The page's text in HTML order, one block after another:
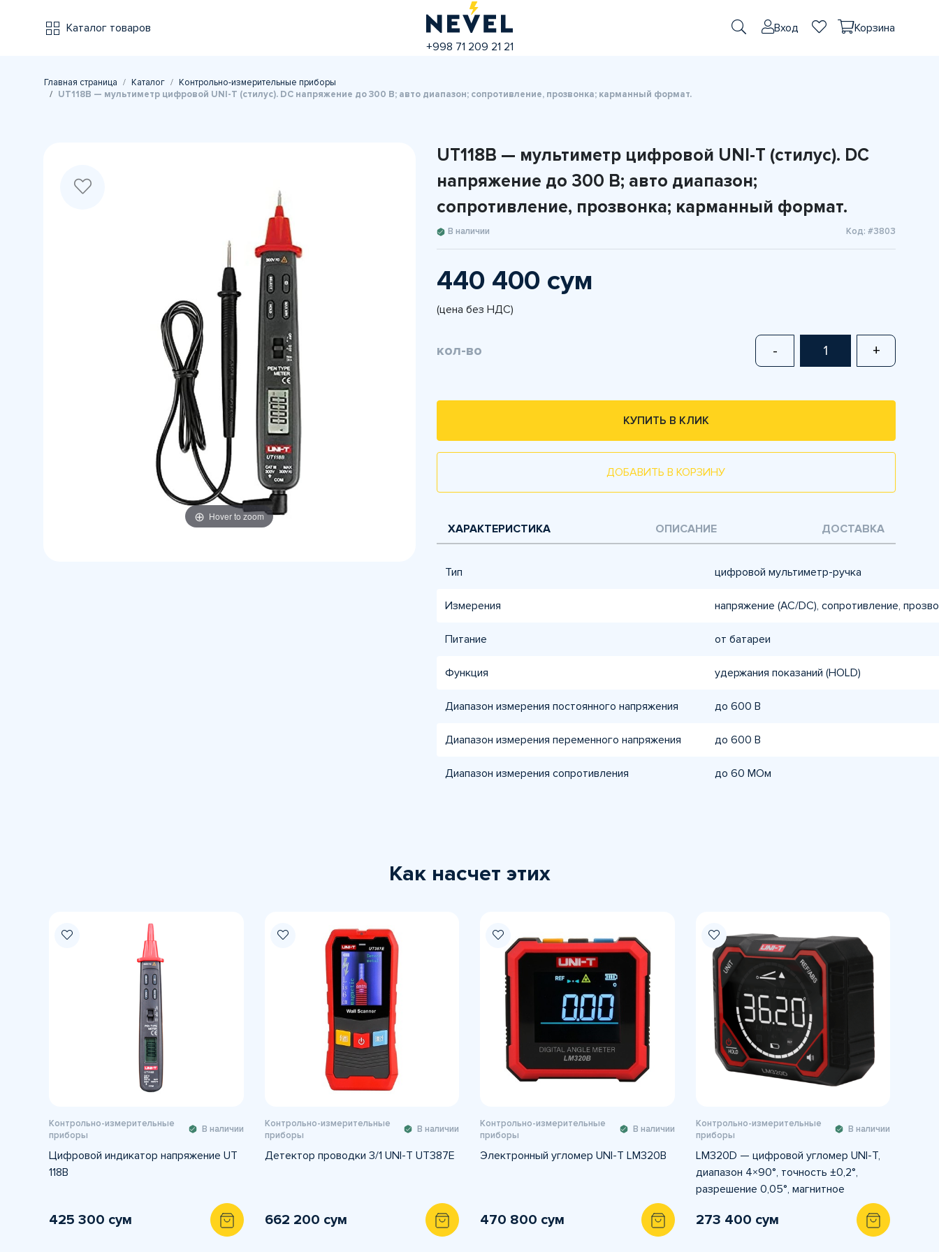
Каталог товаров
+998 71 209 21 21
Вход Корзина
Главная страница Каталог
Контрольно-измерительные приборы
UT118B — мультиметр цифровой UNI-T (стилус). DC напряжение до 300 В; авто диапазон; сопротивление, прозвонка; карманный формат.
Hover to zoom
UT118B — мультиметр цифровой UNI-T (стилус). DC
напряжение до 300 В; авто диапазон;
сопротивление, прозвонка; карманный формат.
В наличии Код: #3803
440 400 сум
(цена без НДС)
кол-во - +
КУПИТЬ В КЛИК
ДОБАВИТЬ В КОРЗИНУ
ХАРАКТЕРИСТИКА ОПИСАНИЕ ДОСТАВКА
Тип цифровой мультиметр-ручка
Измерения напряжение (AC/DC), сопротивление,
Питание от батареи
Функция удержания показаний (HOLD)
Диапазон измерения постоянного напряжения до 600 В
Диапазон измерения переменного напряжения до 600 В
Диапазон измерения сопротивления до 60 МОм
Как насчет этих
Контрольно-измерительные
приборы
В наличии
Цифровой индикатор напряжение UT
118B
425 300 сум
Контрольно-измерительные
приборы
В наличии
Детектор проводки 3/1 UNI-T UT387E
662 200 сум
Контрольно-измерительные
приборы
В наличии
Электронный угломер UNI-T LM320B
470 800 сум
Контрольно-измерительные
приборы
В наличии
LM320D — цифровой угломер UNI-T,
диапазон 4×90°, точность ±0,2°,
разрешение 0,05°, магнитное
273 400 сум